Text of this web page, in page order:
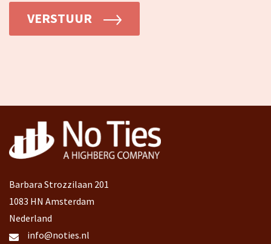
VERSTUUR
Barbara Strozzilaan 201
1083 HN Amsterdam
Nederland
info@noties.nl